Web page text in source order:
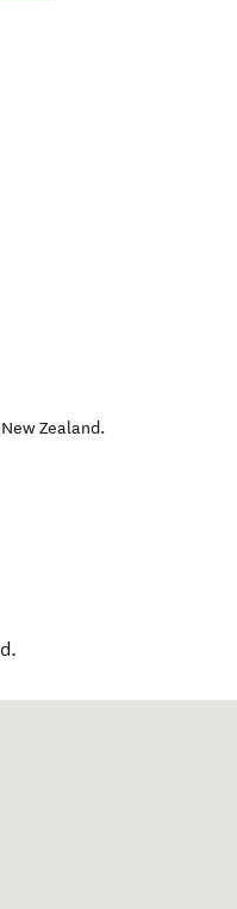
New Zealand.